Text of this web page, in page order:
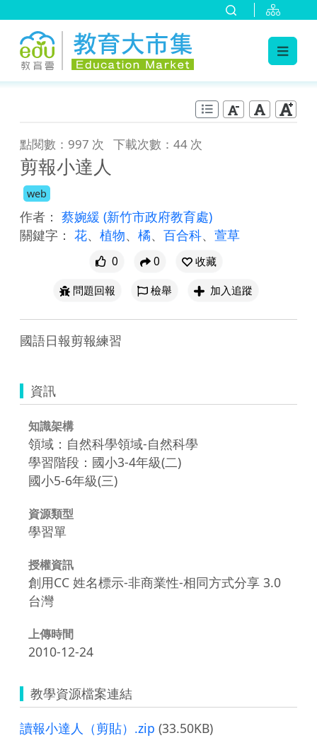
點閱數：997 次 下載次數：44 次
剪報小達人
web
作者： 蔡婉緩 (新竹市政府教育處)
關鍵字： 花、 植物、 橘、 百合科、 萱草
0 0
收藏
問題回報
檢舉 加入追蹤
國語日報剪報練習
資訊
知識架構
領域：自然科學領域-自然科學
學習階段：國小3-4年級(二)
國小5-6年級(三)
資源類型
學習單
授權資訊
創用CC 姓名標示-非商業性-相同方式分享 3.0
台灣
上傳時間
2010-12-24
教學資源檔案連結
讀報小達人（剪貼）.zip (33.50KB)